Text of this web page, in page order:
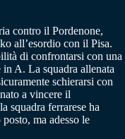
contro il Pordenone,
all’esordio con il Pisa.
di confrontarsi con una
A. La squadra allenata
schierarsi con
a vincere il
squadra ferrarese ha
ma adesso le